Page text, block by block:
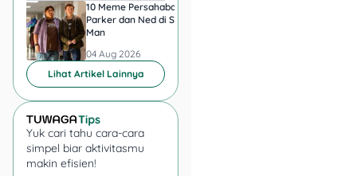
transportasi – Mau
naik bus atau kereta
api? Sesuaikan
dengan kebutuhan
kamu🚌
Tentukan kota
tujuan– Pastikan
pilih rute yang sesuai
📍
Isi data diri &
10 Meme Persahabatan
Parker dan Ned di Spider-
Man
04 Aug 2026
Lihat Artikel Lainnya
Yuk cari tahu cara-cara
simpel biar aktivitasmu
makin efisien!